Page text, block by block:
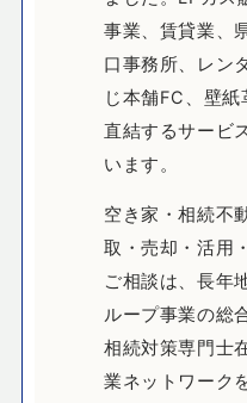
事業、賃貸業、
口事務所、レン
じ本舗FC、壁
直結するサービ
います。
空き家・相続不
取・売却・活用
ご相談は、長年
ループ事業の総
相続対策専門士
業ネットワーク